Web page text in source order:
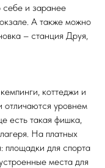
себе и заранее
А также можно
– станция Друя,
коттеджи и
уровнем
есть такая фишка,
На платных
площадки для спорта
места для